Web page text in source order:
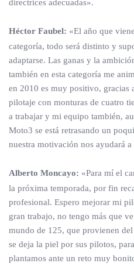
directrices adecuadas».
Héctor Faubel: «El año que
categoría, todo será distinto y
adaptarse. Las ganas y la
también en esta categoría me
en 2010 es muy positivo, gracias
pilotaje con monturas de cuatro
a trabajar y mi equipo también,
Moto3 se está retrasando un
nuestra motivación nos ayudará
Alberto Moncayo: «Para mí el
la próxima temporada, por fin
profesional. Espero mejorar mi
gran trabajo, no tengo más que
mundo de 125, que provienen
se deja la piel por sus pilotos,
plantamos ante un reto muy